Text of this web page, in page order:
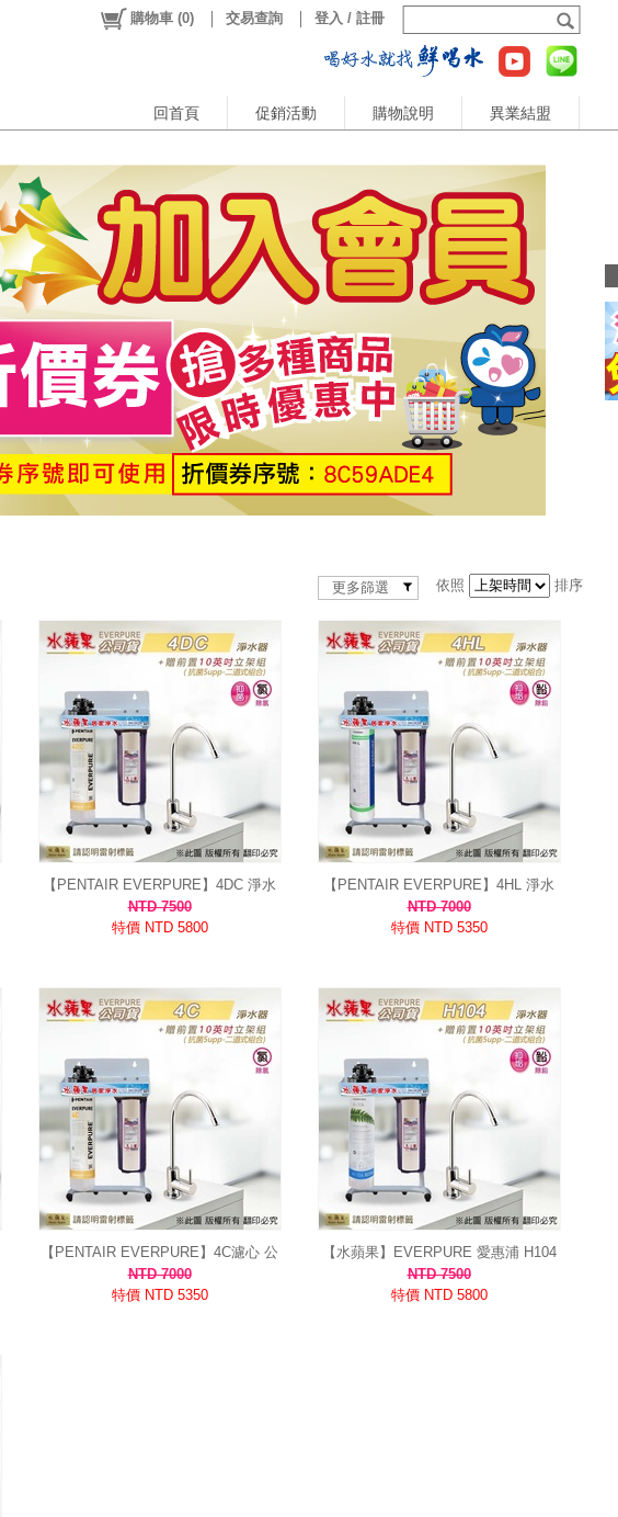
回首頁 促銷活動 購物說明 異業結盟
購物車 (0) 交易查詢 登入 / 註冊
更多篩選 依照 排序
【PENTAIR EVERPURE】4DC 淨水
濾心 公司貨 銀離子抑菌｜除氯除味、
0.5微米過濾
NTD 7500
特價 NTD 5800
【PENTAIR EVERPURE】4HL 淨水
器濾心 除鉛抑垢進階型｜3-4人適用｜
水蘋果公司貨
NTD 7000
特價 NTD 5350
【PENTAIR EVERPURE】4C濾心 公
司貨｜除氯除味、去除0.5微米雜質｜7
人以上適用
NTD 7000
特價 NTD 5350
【水蘋果】EVERPURE 愛惠浦 H104
淨水器 組合｜公司貨 除鉛抑垢 3-4人
適用 雷射標籤
NTD 7500
特價 NTD 5800